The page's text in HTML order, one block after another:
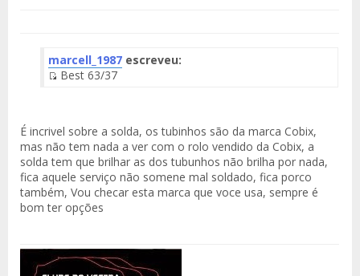
marcell_1987 escreveu:
Best 63/37
É incrivel sobre a solda, os tubinhos são da marca Cobix,
mas não tem nada a ver com o rolo vendido da Cobix, a
solda tem que brilhar as dos tubunhos não brilha por nada,
fica aquele serviço não somene mal soldado, fica porco
também, Vou checar esta marca que voce usa, sempre é
bom ter opções